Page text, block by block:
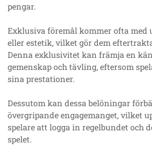
pengar.
Exklusiva föremål kommer ofta med
eller estetik, vilket gör dem
Denna exklusivitet kan främja en
gemenskap och tävling, eftersom
sina prestationer.
Dessutom kan dessa belöningar
övergripande engagemanget, vilket
spelare att logga in regelbundet och
spelet.